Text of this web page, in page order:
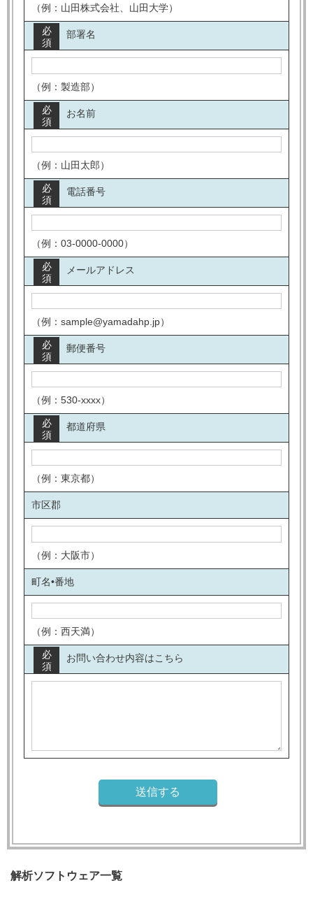
（例：山田株式会社、山田大学）
部署名
必
須
（例：製造部）
お名前
必
須
（例：山田太郎）
電話番号
必
須
（例：03-0000-0000）
メールアドレス
必
須
（例：sample@yamadahp.jp）
郵便番号
必
須
（例：530-xxxx）
都道府県
必
須
（例：東京都）
市区郡
（例：大阪市）
町名•番地
（例：西天満）
お問い合わせ内容はこちら
必
須
解析ソフトウェア一覧